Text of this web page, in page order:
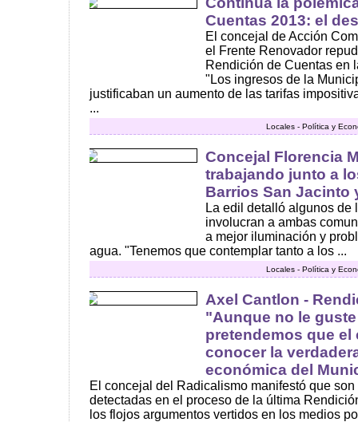
Cuentas 2013: el
El concejal de Acción
el Frente Renovador
Rendición de Cuentas en
"Los ingresos de la
justificaban un aumento de las tarifas
...
Locales - Política y
Concejal Florencia
trabajando junto a
Barrios San Jacinto
La edil detalló algunos de
involucran a ambas
a mejor iluminación y
agua. "Tenemos que contemplar tanto a los ...
Locales - Política y
Axel Cantlon -
"Aunque no le
pretendemos que
conocer la
económica del
El concejal del Radicalismo manifestó que
detectadas en el proceso de la última
los flojos argumentos vertidos en los medios